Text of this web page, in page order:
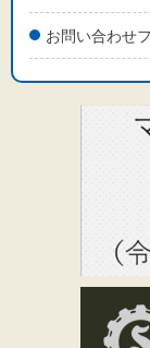
お問い合わせ